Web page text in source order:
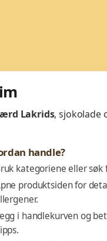
Lakrids, sjokolade
handle?
kategoriene eller søk
produktsiden for
i handlekurven og